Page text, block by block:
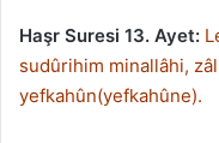
Haşr Suresi 13. Ayet:
sudûrihim minallâhi,
yefkahûn(yefkahûne).